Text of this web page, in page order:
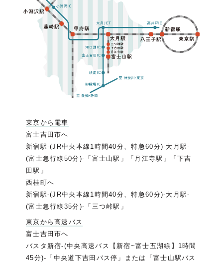
東京から電車
富士吉田市へ
新宿駅-(JR中央本線1時間40分、特急60分)-大月駅-
(富士急行線50分)-「富士山駅」「月江寺駅」「下吉
田駅」
西桂町へ
新宿駅-(JR中央本線1時間40分、特急60分)-大月駅-
(富士急行線35分)-「三つ峠駅」
東京から高速バス
富士吉田市へ
バスタ新宿-(中央高速バス【新宿~富士五湖線】1時間
45分)-「中央道下吉田バス停」または「富士山駅バス